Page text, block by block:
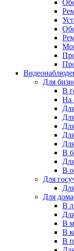
Для
В
На
В
В
Для
Для дома
В
В
В
В